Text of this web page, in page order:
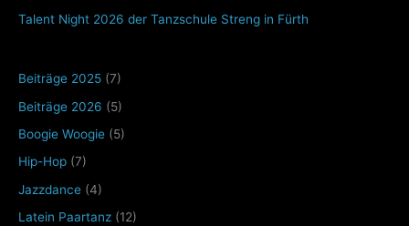
Talent Night 2026 der Tanzschule Streng in Fürth
Beiträge 2025 (7)
Beiträge 2026 (5)
Boogie Woogie (5)
Hip-Hop (7)
Jazzdance (4)
Latein Paartanz (12)